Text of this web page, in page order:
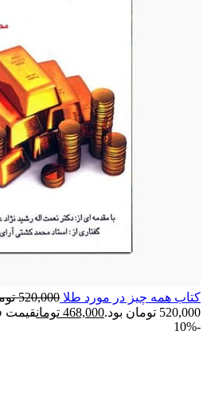
کتاب همه چیز در مورد طلا 520,000
520,000 تومان بود.
468,000 تومانقیمت فعلی:
-10%